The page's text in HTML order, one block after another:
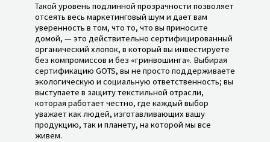
Такой уровень подлинной прозрачности позволяет
отсеять весь маркетинговый шум и дает вам
уверенность в том, что то, что вы приносите
домой, — это действительно сертифицированный
органический хлопок, в который вы инвестируете
без компромиссов и без «гринвошинга». Выбирая
сертификацию GOTS, вы не просто поддерживаете
экологическую и социальную ответственность; вы
выступаете в защиту текстильной отрасли,
которая работает честно, где каждый выбор
уважает как людей, изготавливающих вашу
продукцию, так и планету, на которой мы все
живем.